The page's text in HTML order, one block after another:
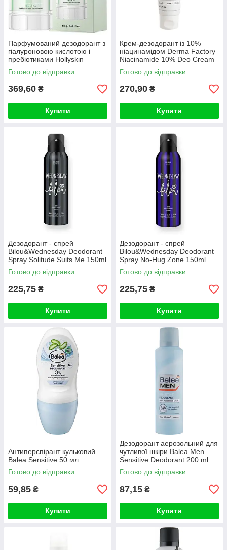
Парфумований дезодорант з
гіалуроновою кислотою і
пребіотиками Hollyskin
Prebiotic Deo. Green Tea
Готово до відправки
369,60 ₴
Купити
Крем-дезодорант із 10%
ніацинамідом Derma Factory
Niacinamide 10% Deo Cream
50ml
Готово до відправки
270,90 ₴
Купити
Дезодорант - спрей
Bilou&Wednesday Deodorant
Spray Solitude Suits Me 150ml
Готово до відправки
225,75 ₴
Купити
Дезодорант - спрей
Bilou&Wednesday Deodorant
Spray No-Hug Zone 150ml
Готово до відправки
225,75 ₴
Купити
Антиперспірант кульковий
Balea Sensitive 50 мл
Готово до відправки
59,85 ₴
Купити
Дезодорант аерозольний для
чутливої шкіри Balea Men
Sensitive Deodorant 200 ml
Готово до відправки
87,15 ₴
Купити